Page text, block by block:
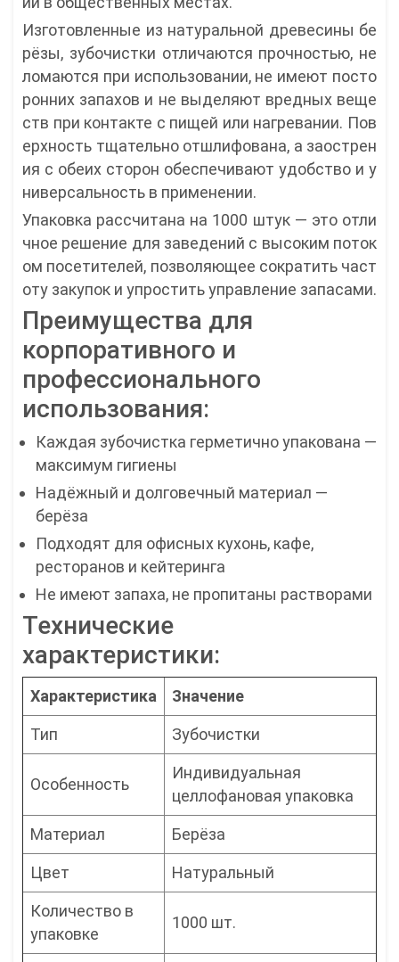
Изготовленные из натуральной древесины бе
рёзы, зубочистки отличаются прочностью, не
ломаются при использовании, не имеют посто
ронних запахов и не выделяют вредных веще
ств при контакте с пищей или нагревании. Пов
ерхность тщательно отшлифована, а заострен
ия с обеих сторон обеспечивают удобство и у
ниверсальность в применении.
Упаковка рассчитана на 1000 штук — это отли
чное решение для заведений с высоким поток
ом посетителей, позволяющее сократить част
оту закупок и упростить управление запасами.
Преимущества для
корпоративного и
профессионального
использования:
Каждая зубочистка герметично упакована —
максимум гигиены
Надёжный и долговечный материал —
берёза
Подходят для офисных кухонь, кафе,
ресторанов и кейтеринга
Не имеют запаха, не пропитаны растворами
Технические
характеристики:
Характеристика Значение
Тип Зубочистки
Особенность
Индивидуальная
целлофановая упаковка
Материал Берёза
Цвет Натуральный
Количество в
упаковке
1000 шт.